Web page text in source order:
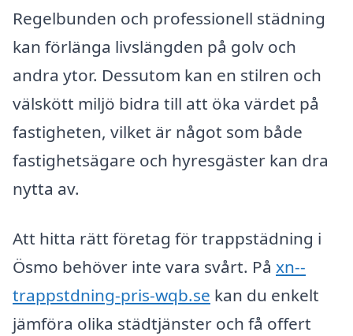
Regelbunden och professionell städning
kan förlänga livslängden på golv och
andra ytor. Dessutom kan en stilren och
välskött miljö bidra till att öka värdet på
fastigheten, vilket är något som både
fastighetsägare och hyresgäster kan dra
nytta av.
Att hitta rätt företag för trappstädning i
Ösmo behöver inte vara svårt. På xn--
trappstdning-pris-wqb.se kan du enkelt
jämföra olika städtjänster och få offert